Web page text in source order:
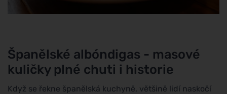
Španělské albóndigas - masové
kuličky plné chuti i historie
Když se řekne španělská kuchyně, většině lidí naskočí